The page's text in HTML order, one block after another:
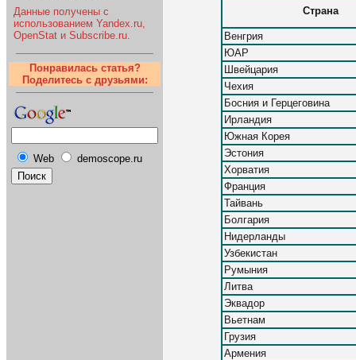
Данные получены с
использованием Yandex.ru,
OpenStat и Subscribe.ru.
Понравилась статья?
Поделитесь с друзьями:
Web demoscope.ru
Страна
Венгрия
ЮАР
Швейцария
Чехия
Босния и Герцеговина
Ирландия
Южная Корея
Эстония
Хорватия
Франция
Тайвань
Болгария
Нидерланды
Узбекистан
Румыния
Литва
Эквадор
Вьетнам
Грузия
Армения